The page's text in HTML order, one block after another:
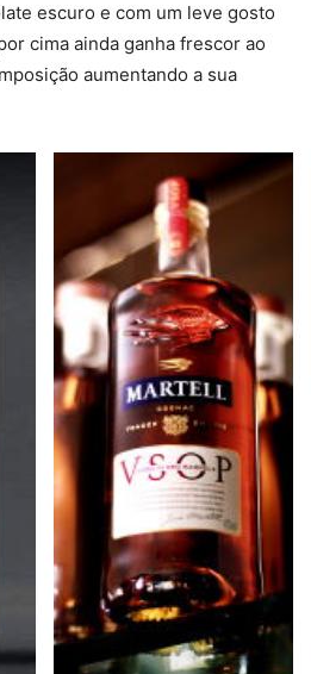
escuro e com um leve gosto
cima ainda ganha frescor ao
aumentando a sua